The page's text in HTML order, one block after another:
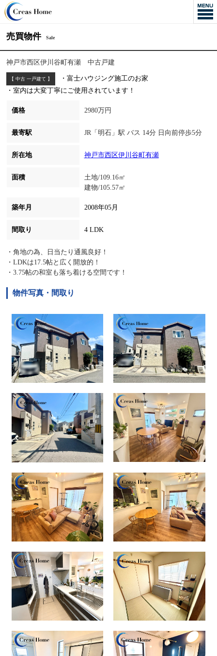
売買物件 Sale
神戸市西区伊川谷町有瀬 中古戸建
【 中古 一戸建て 】
・富士ハウジング施工のお家
・室内は大変丁寧にご使用されています！
価格 2980万円
最寄駅 JR「明石」駅 バス 14分 日向前停歩5分
所在地 神戸市西区伊川谷町有瀬
面積
土地/109.16㎡
建物/105.57㎡
築年月 2008年05月
間取り 4 LDK
・角地の為、日当たり通風良好！
・LDKは17.5帖と広く開放的！
・3.75帖の和室も落ち着ける空間です！
物件写真・間取り